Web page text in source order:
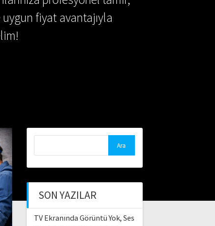
fiyat avantajıyla
SON YAZILAR
TV Ekranında Görüntü Yok, Ses